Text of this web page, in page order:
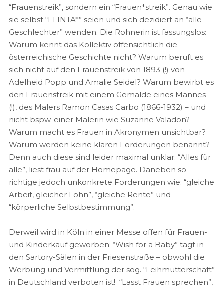
“Frauenstreik”, sondern ein “Frauen*streik”. Genau wie
sie selbst “FLINTA*” seien und sich dezidiert an “alle
Geschlechter” wenden. Die Rohnerin ist fassungslos:
Warum kennt das Kollektiv offensichtlich die
österreichische Geschichte nicht? Warum beruft es
sich nicht auf den Frauenstreik von 1893 (!) von
Adelheid Popp und Amalie Seidel? Warum bewirbt es
den Frauenstreik mit einem Gemälde eines Mannes
(!), des Malers Ramon Casas Carbo (1866-1932) – und
nicht bspw. einer Malerin wie Suzanne Valadon?
Warum macht es Frauen in Akronymen unsichtbar?
Warum werden keine klaren Forderungen benannt?
Denn auch diese sind leider maximal unklar: “Alles für
alle”, liest frau auf der Homepage. Daneben so
richtige jedoch unkonkrete Forderungen wie: “gleiche
Arbeit, gleicher Lohn”, “gleiche Rente” und
“körperliche Selbstbestimmung”.
Derweil wird in Köln in einer Messe offen für Frauen-
und Kinderkauf geworben: “Wish for a Baby” tagt in
den Sartory-Sälen in der Friesenstraße – obwohl die
Werbung und Vermittlung der sog. “Leihmutterschaft”
in Deutschland verboten ist! “Lasst Frauen sprechen”,